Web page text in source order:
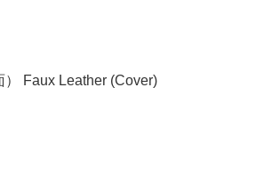
） Faux Leather (Cover)